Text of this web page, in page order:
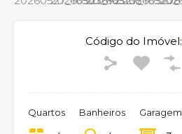
Código do Imóvel:
Quartos Banheiros Garagem